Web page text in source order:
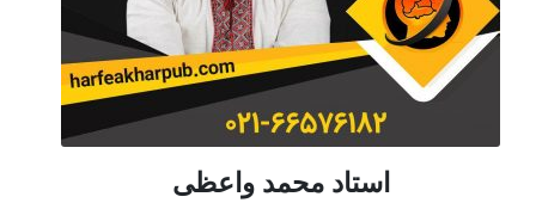
استاد محمد واعظی